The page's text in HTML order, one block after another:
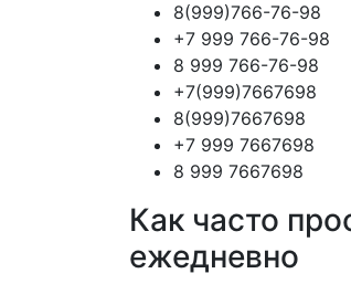
8(999)766-76-98
+7 999 766-76-98
8 999 766-76-98
+7(999)7667698
8(999)7667698
+7 999 7667698
8 999 7667698
Как часто
ежедневно